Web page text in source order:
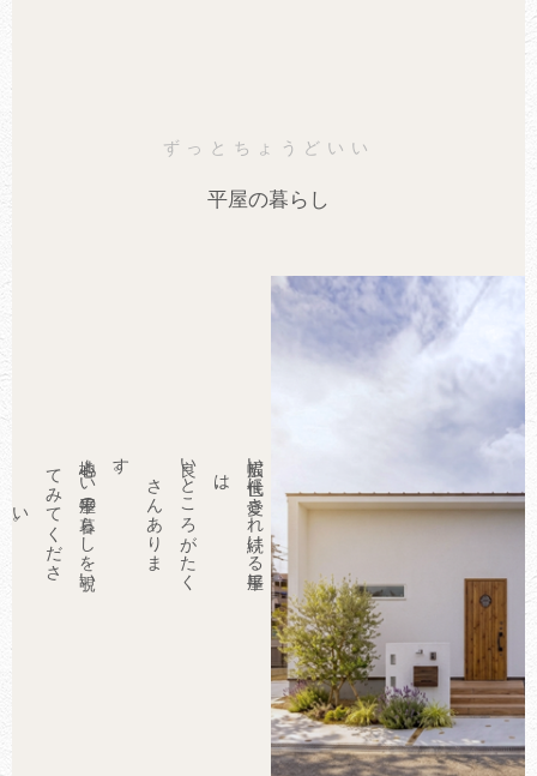
ずっとちょうどいい
平屋の暮らし
幅広い
世代に
愛さ
れ
続け
る
平屋に
は、
良い
とこ
ろ
が
た
く
さん
あ
り
ま
す
。
心地よ
い
平屋の
暮ら
し
を
覗い
てみ
て く
だ
さ
い
。